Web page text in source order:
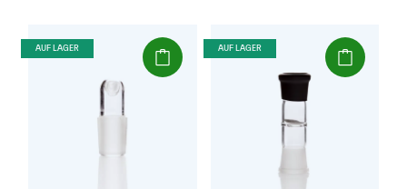
AUF LAGER (Paket) AUF LAGER (Paket)